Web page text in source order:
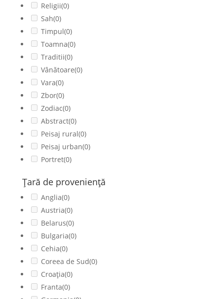
Religii(0)
Sah(0)
Timpul(0)
Toamna(0)
Traditii(0)
Vânătoare(0)
Vara(0)
Zbor(0)
Zodiac(0)
Abstract(0)
Peisaj rural(0)
Peisaj urban(0)
Portret(0)
Ţară de provenienţă
Anglia(0)
Austria(0)
Belarus(0)
Bulgaria(0)
Cehia(0)
Coreea de Sud(0)
Croația(0)
Franta(0)